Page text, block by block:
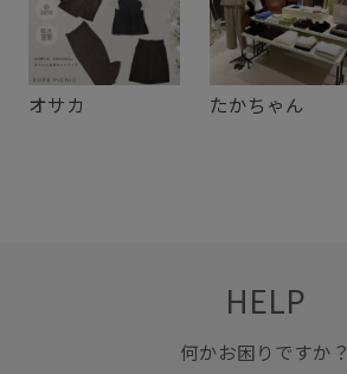
オサカ たかちゃん
HELP
何かお困りですか？